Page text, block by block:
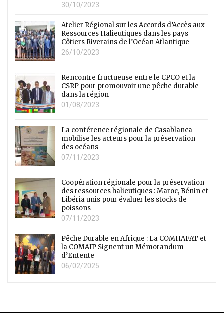
30/10/2023
Atelier Régional sur les Accords d’Accès aux
Ressources Halieutiques dans les pays
Côtiers Riverains de l’Océan Atlantique
26/10/2023
Rencontre fructueuse entre le CPCO et la
CSRP pour promouvoir une pêche durable
dans la région
01/08/2023
La conférence régionale de Casablanca
mobilise les acteurs pour la préservation
des océans
07/11/2023
Coopération régionale pour la préservation
des ressources halieutiques : Maroc, Bénin et
Libéria unis pour évaluer les stocks de
poissons
07/11/2023
Pêche Durable en Afrique : La COMHAFAT et
la COMAIP Signent un Mémorandum
d’Entente
06/02/2025